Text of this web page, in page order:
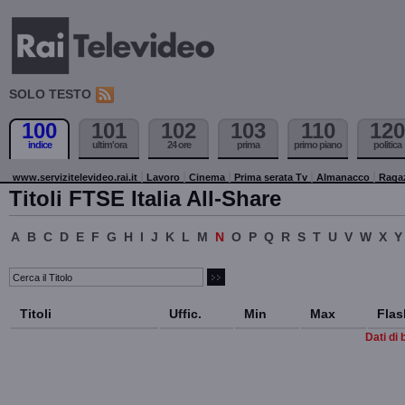
SOLO TESTO
100
indice
101
ultim'ora
102
24 ore
103
prima
110
primo piano
120
politica
www.servizitelevideo.rai.it Lavoro Cinema Prima serata Tv Almanacco
Titoli FTSE Italia All-Share
A B C D E F G H I J K L M N O P Q R S T U V W X Y
Titoli Uffic. Min Max
Dati di